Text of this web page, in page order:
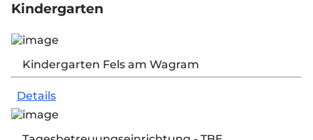
Kindergarten
Kindergarten Fels am Wagram
Details